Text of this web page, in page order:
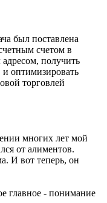
был поставлена
счетом в
получить
и оптимизировать
торговлей
многих лет мой
от алиментов.
И вот теперь, он